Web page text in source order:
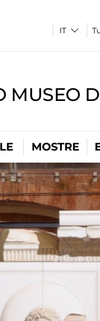
MUSEO
MOSTRE